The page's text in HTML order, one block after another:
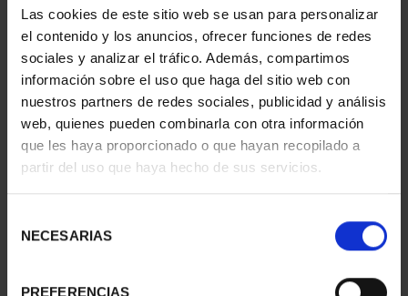
Las cookies de este sitio web se usan para personalizar
el contenido y los anuncios, ofrecer funciones de redes
sociales y analizar el tráfico. Además, compartimos
información sobre el uso que haga del sitio web con
nuestros partners de redes sociales, publicidad y análisis
web, quienes pueden combinarla con otra información
que les haya proporcionado o que hayan recopilado a
partir del uso que haya hecho de sus servicios.
NECESARIAS
PREFERENCIAS
150 AÑOS DEL ESCUDO -
MONEDA 1 ESCUDO
645,00 €
PICASSO (2023) 50
EURO "MUJER CON LOS
BR...
575,00 €